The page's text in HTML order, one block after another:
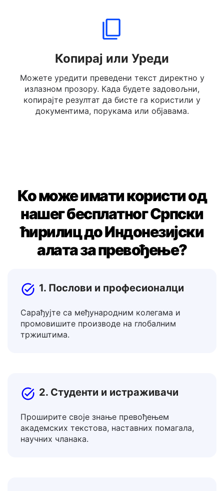
мање напора.
Копирај или Уреди
Можете уредити преведени текст директно у
излазном прозору. Када будете задовољни,
Ко може имати користи од
нашег бесплатног Српски
ћирилиц до Индонезијски
1. Послови и професионалци
Сарађујте са међународним колегама и
2. Студенти и истраживачи
Проширите своје знање превођењем